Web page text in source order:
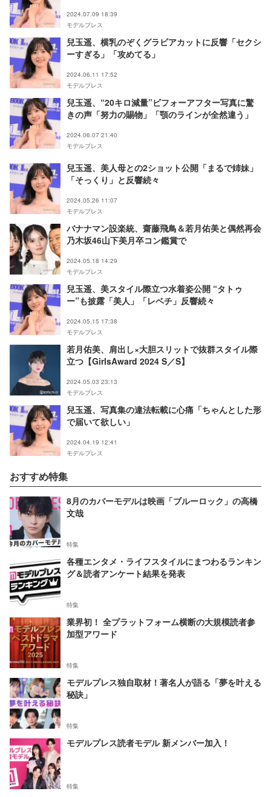
2024.07.09 18:39
モデルプレス
兒玉遥、横乳のぞくグラビアカットに反響「セクシ
ーすぎる」「攻めてる」
2024.06.11 17:52
モデルプレス
兒玉遥、“20キロ減量”ビフォーアフター写真に驚
きの声「努力の賜物」「顎のラインが全然違う」
2024.06.07 21:40
モデルプレス
兒玉遥、美人母との2ショット公開「まるで姉妹」
「そっくり」と反響続々
2024.05.26 11:07
モデルプレス
バナナマン設楽統、齋藤飛鳥＆若月佑美と偶然再会
乃木坂46山下美月卒コン鑑賞で
2024.05.18 14:29
モデルプレス
兒玉遥、美スタイル際立つ水着姿公開 “タトゥ
ー”も披露「美人」「レベチ」反響続々
2024.05.15 17:38
モデルプレス
若月佑美、肩出し×大胆スリットで抜群スタイル際
立つ【GirlsAward 2024 S／S】
2024.05.03 23:13
モデルプレス
兒玉遥、写真集の違法転載に心痛「ちゃんとした形
で届いて欲しい」
2024.04.19 12:41
モデルプレス
おすすめ特集
8月のカバーモデルは映画「ブルーロック」の高橋
文哉
特集
各種エンタメ・ライフスタイルにまつわるランキン
グ＆読者アンケート結果を発表
特集
業界初！ 全プラットフォーム横断の大規模読者参
加型アワード
特集
モデルプレス独自取材！著名人が語る「夢を叶える
秘訣」
特集
モデルプレス読者モデル 新メンバー加入！
特集